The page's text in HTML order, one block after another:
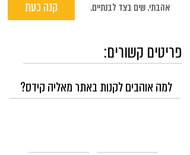
קנה כעת אהבתי. שים בצד לבנתיים.
פריטים קשורים:
למה אוהבים לקנות באתר מאליה קידס?